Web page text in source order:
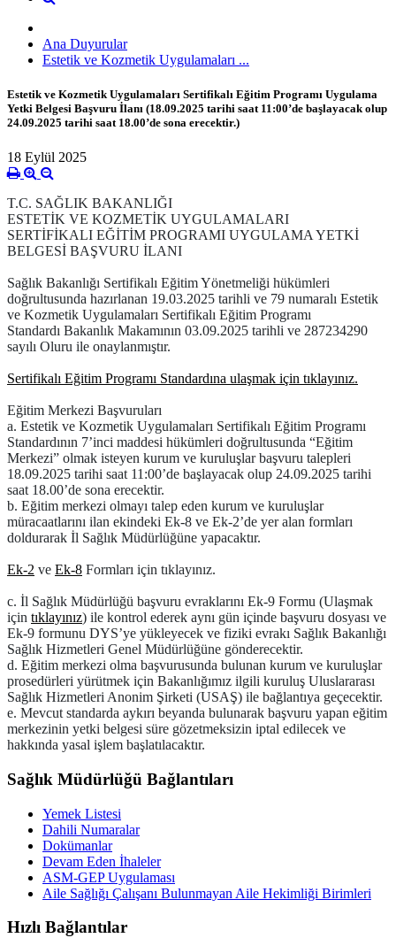
Ana Duyurular
Estetik ve Kozmetik Uygulamaları ...
Estetik ve Kozmetik Uygulamaları Sertifikalı Eğitim Programı Uygulama
Yetki Belgesi Başvuru İlanı (18.09.2025 tarihi saat 11:00’de başlayacak olup
24.09.2025 tarihi saat 18.00’de sona erecektir.)
18 Eylül 2025
T.C. SAĞLIK BAKANLIĞI
ESTETİK VE KOZMETİK UYGULAMALARI
SERTİFİKALI EĞİTİM PROGRAMI UYGULAMA YETKİ
BELGESİ BAŞVURU İLANI
Sağlık Bakanlığı Sertifikalı Eğitim Yönetmeliği hükümleri
doğrultusunda hazırlanan 19.03.2025 tarihli ve 79 numaralı Estetik
ve Kozmetik Uygulamaları Sertifikalı Eğitim Programı
Standardı Bakanlık Makamının 03.09.2025 tarihli ve 287234290
sayılı Oluru ile onaylanmıştır.
Sertifikalı Eğitim Programı Standardına ulaşmak için tıklayınız.
Eğitim Merkezi Başvuruları
a. Estetik ve Kozmetik Uygulamaları Sertifikalı Eğitim Programı
Standardının 7’inci maddesi hükümleri doğrultusunda “Eğitim
Merkezi” olmak isteyen kurum ve kuruluşlar başvuru talepleri
18.09.2025 tarihi saat 11:00’de başlayacak olup 24.09.2025 tarihi
saat 18.00’de sona erecektir.
b. Eğitim merkezi olmayı talep eden kurum ve kuruluşlar
müracaatlarını ilan ekindeki Ek-8 ve Ek-2’de yer alan formları
doldurarak İl Sağlık Müdürlüğüne yapacaktır.
Ek-2 ve Ek-8 Formları için tıklayınız.
c. İl Sağlık Müdürlüğü başvuru evraklarını Ek-9 Formu (Ulaşmak
için tıklayınız) ile kontrol ederek aynı gün içinde başvuru dosyası ve
Ek-9 formunu DYS’ye yükleyecek ve fiziki evrakı Sağlık Bakanlığı
Sağlık Hizmetleri Genel Müdürlüğüne gönderecektir.
d. Eğitim merkezi olma başvurusunda bulunan kurum ve kuruluşlar
prosedürleri yürütmek için Bakanlığımız ilgili kuruluş Uluslararası
Sağlık Hizmetleri Anonim Şirketi (USAŞ) ile bağlantıya geçecektir.
e. Mevcut standarda aykırı beyanda bulunarak başvuru yapan eğitim
merkezinin yetki belgesi süre gözetmeksizin iptal edilecek ve
hakkında yasal işlem başlatılacaktır.
Sağlık Müdürlüğü Bağlantıları
Yemek Listesi
Dahili Numaralar
Dokümanlar
Devam Eden İhaleler
ASM-GEP Uygulaması
Aile Sağlığı Çalışanı Bulunmayan Aile Hekimliği Birimleri
Hızlı Bağlantılar